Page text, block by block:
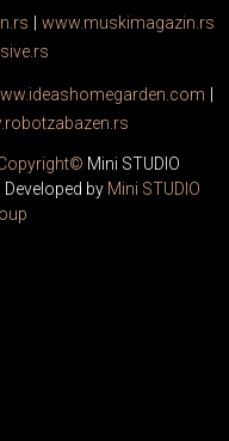
www. muskimagazin.rs
ideashomegarden.com
robotzabazen .rs
Mini STUDIO
| Developed by Mini STUDIO